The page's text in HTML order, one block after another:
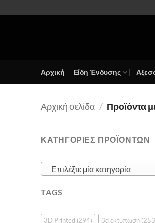
στο
Αρχική Είδη Ένδυσης
Αρχική σελίδα / Προϊόντα
ΚΑΤΗΓΟΡΙΕΣ ΠΡΟΪΟΝΤΩΝ
Επιλέξτε μία κατηγορία
TAGS
3D Printed (294) 3d εκτύπωση